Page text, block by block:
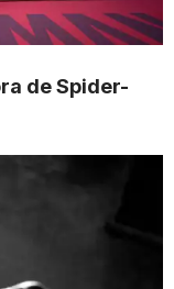
de Spider-